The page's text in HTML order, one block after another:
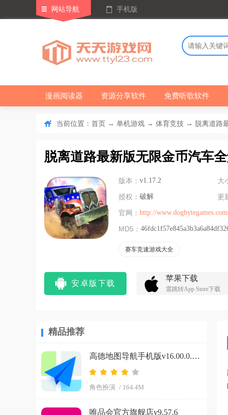
网站导航 手机版
漫画阅读器 资源分享软件 免费听歌软件
当前位置： 首页 → 单机游戏 → 体育竞技 → 脱离道路
脱离道路最新版无限金币汽车
版本： v1.17.2 大
授权： 破解 更
官网： http://
MD5：
赛车竞速游戏大全
安卓版下载
苹果下载
需跳转App Store下载
精品推荐
高德地图导航手机版v16.00.0.2027
角色扮演 / 164.4M
唯品会官方旗舰店v9.57.6